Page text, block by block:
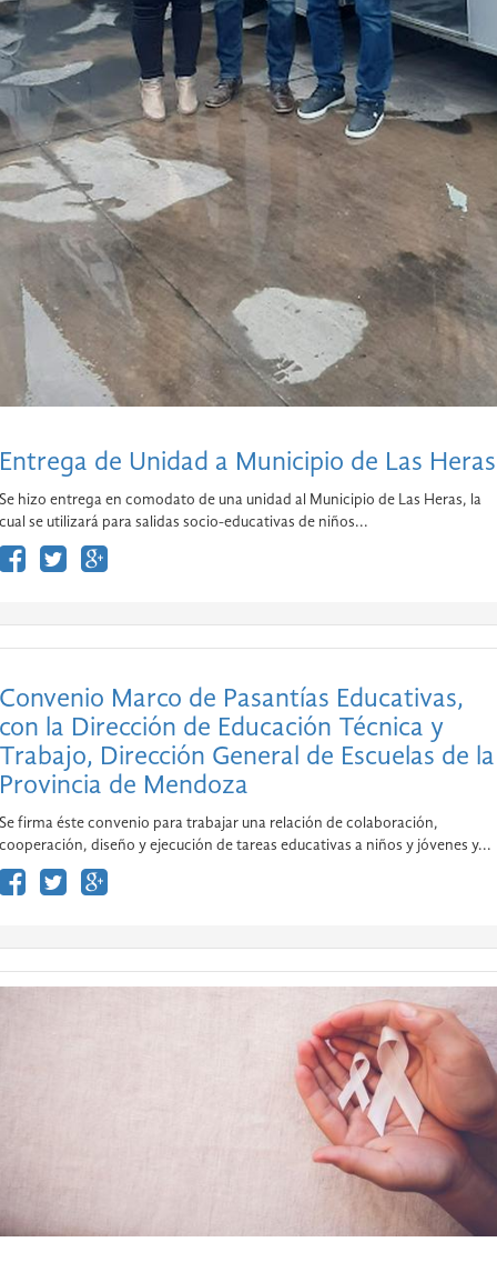
Entrega de Unidad a Municipio de Las Heras
Se hizo entrega en comodato de una unidad al Municipio de Las Heras, la
cual se utilizará para salidas socio-educativas de niños...
Convenio Marco de Pasantías Educativas,
con la Dirección de Educación Técnica y
Trabajo, Dirección General de Escuelas de la
Provincia de Mendoza
Se firma éste convenio para trabajar una relación de colaboración,
cooperación, diseño y ejecución de tareas educativas a niños y jóvenes y...